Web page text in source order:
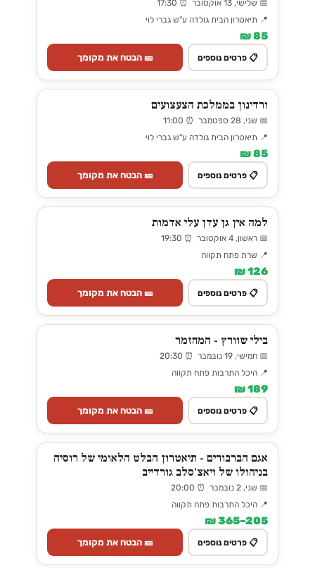
📅 שלישי, 13 אוקטובר ⏰ 17:30
📍 תיאטרון הבית גולדה ע"ש גברי לוי
85 ₪
📋 פרטים נוספים 🎫 הבטח את מקומך
ורדינון בממלכת הצעצועים
📅 שני, 28 ספטמבר ⏰ 11:00
📍 תיאטרון הבית גולדה ע"ש גברי לוי
85 ₪
📋 פרטים נוספים 🎫 הבטח את מקומך
למה אין גן עדן עלי אדמות
📅 ראשון, 4 אוקטובר ⏰ 19:30
📍 שרת פתח תקווה
126 ₪
📋 פרטים נוספים 🎫 הבטח את מקומך
בילי שוורץ - המחזמר
📅 חמישי, 19 נובמבר ⏰ 20:30
📍 היכל התרבות פתח תקווה
189 ₪
📋 פרטים נוספים 🎫 הבטח את מקומך
אגם הברבורים - תיאטרון הבלט הלאומי של רוסיה
בניהולו של ויאצ'סלב גורדייב
📅 שני, 2 נובמבר ⏰ 20:00
📍 היכל התרבות פתח תקווה
205–365 ₪
📋 פרטים נוספים 🎫 הבטח את מקומך